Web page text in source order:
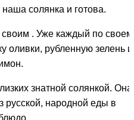
солянка и готова.
. Уже каждый по
оливки, рубленную зелень и
знатной солянкой. Она
русской, народной еды в